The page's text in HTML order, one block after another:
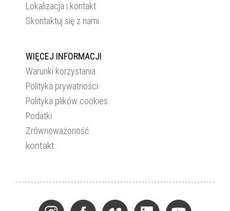
Lokalizacja i kontakt
Skontaktuj się z nami
WIĘCEJ INFORMACJI
Warunki korzystania
Polityka prywatności.
Polityka plików cookies
Podatki
Zrównoważoność
kontakt